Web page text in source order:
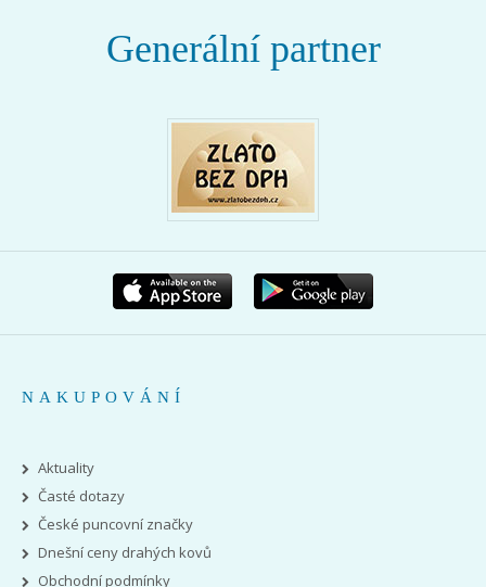
Generální partner
NAKUPOVÁNÍ
Aktuality
Časté dotazy
České puncovní značky
Dnešní ceny drahých kovů
Obchodní podmínky